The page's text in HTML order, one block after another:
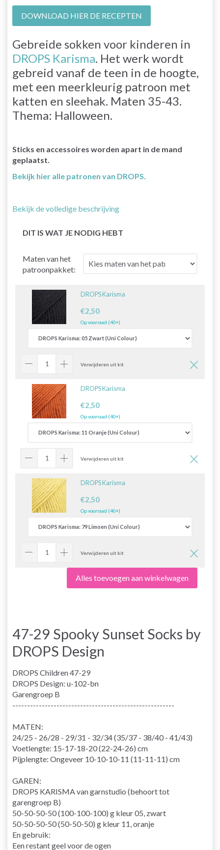
DOWNLOAD HIER DE RECEPTEN
Gebreide sokken voor kinderen in
DROPS Karisma. Het werk wordt
gebreid vanaf de teen in de hoogte,
met een meerkleurig patroon met
katten en sleehak. Maten 35-43.
Thema: Halloween.
Sticks en accessoires worden apart in de mand
geplaatst.
Bekijk hier alle patronen van DROPS.
Bekijk de volledige beschrijving
DIT IS WAT JE NODIG HEBT
Maten van het
patroonpakket:
DROPS Karisma
€2,50
Op voorraad (40+)
Verwijderen uit kit
DROPS Karisma
€2,50
Op voorraad (40+)
Verwijderen uit kit
DROPS Karisma
€2,50
Op voorraad (40+)
Verwijderen uit kit
Alles toevoegen aan winkelwagen
47-29 Spooky Sunset Socks by
DROPS Design
DROPS Children 47-29
DROPS Design: u-102-bn
Garengroep B
-------------------------------------------------------
MATEN:
24/25 - 26/28 - 29/31 - 32/34 (35/37 - 38/40 - 41/43)
Voetlengte: 15-17-18-20 (22-24-26) cm
Pijplengte: Ongeveer 10-10-10-11 (11-11-11) cm
GAREN:
DROPS KARISMA van garnstudio (behoort tot
garengroep B)
50-50-50-50 (100-100-100) g kleur 05, zwart
50-50-50-50 (50-50-50) g kleur 11, oranje
En gebruik:
Een restant geel voor de ogen